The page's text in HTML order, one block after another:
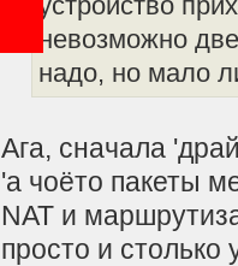
невозможно
надо, но мало
Ага, сначала
'а чоёто пакеты
NAT и
просто и столько